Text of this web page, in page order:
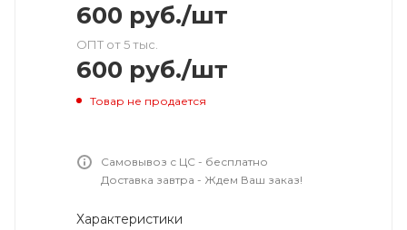
600 руб./шт
ОПТ от 5 тыс.
600 руб./шт
Товар не продается
Самовывоз с ЦС - бесплатно
Доставка завтра - Ждем Ваш заказ!
Характеристики